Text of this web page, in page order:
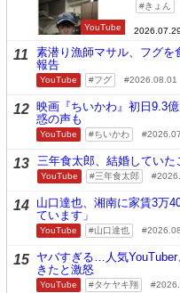
YouTube
きょん
2026.07.29
11
素潜り漁師マサル、フグを
報告
YouTube フグ 2026.08.01
12 映画『ちいかわ』初日9.3
惑の声も
YouTube ちいかわ
13 三年食太郎、結婚していた
YouTube 三年食太郎
14 山口達也、湘南に家賃3万
ています」
YouTube 山口達也
15 ヤバすぎる…人気
きたと激怒
YouTube タケヤキ翔